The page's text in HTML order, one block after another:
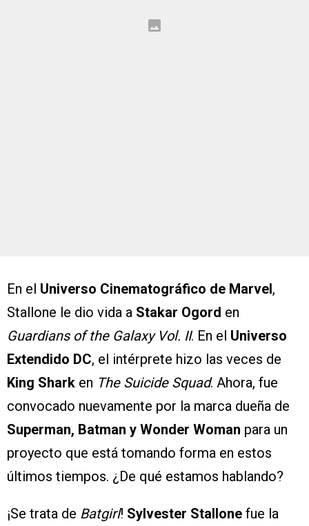
En el Universo Cinematográfico de Marvel ,
Stallone le dio vida a Stakar Ogord en
Guardians of the Galaxy Vol. II. En el Universo
Extendido DC, el intérprete hizo las veces de
King Shark en The Suicide Squad. Ahora, fue
convocado nuevamente por la marca dueña de
Superman, Batman y Wonder Woman para un
proyecto que está tomando forma en estos
últimos tiempos. ¿De qué estamos hablando?
¡Se trata de Batgirl! Sylvester Stallone fue la